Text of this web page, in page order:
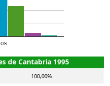
de Cantabria 1995
100,00%